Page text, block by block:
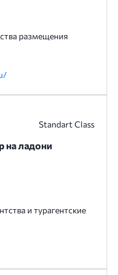
размещения
Standart Class
на ладони
и турагентские